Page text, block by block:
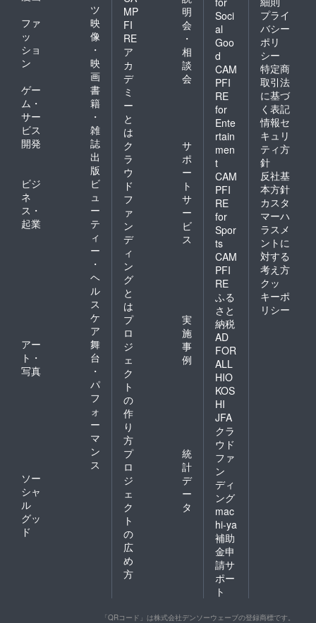
ツ
ファ
ッ
ショ
ン
映
像
・
映
画
ゲー
ム・
サー
ビス
開発
書
籍
・
雑
誌
出
版
ビジ
ネ
ス・
起業
ビ
ュ
ー
テ
ィ
ー
・
ヘ
ル
ス
ケ
ア
アー
ト・
写真
舞
台
・
パ
フ
ォ
ー
マ
ン
ス
ソー
シャ
ル
グッ
ド
MP
FI
RE
ア
カ
デ
ミ
ー
と
は
明
会
・
相
談
会
ク
ラ
ウ
ド
フ
ァ
ン
デ
ィ
ン
グ
と
は
サ
ポ
ー
ト
サ
ー
ビ
ス
プ
ロ
ジ
ェ
ク
ト
の
作
り
方
実
施
事
例
プ
ロ
ジ
ェ
ク
ト
の
広
め
方
統
計
デ
ー
タ
Soci
al
Goo
d
CAM
PFI
RE
for
Ente
rtain
men
t
CAM
PFI
RE
for
Spor
ts
CAM
PFI
RE
ふる
さと
納税
AD
FOR
ALL
HIO
KOS
HI
JFA
クラ
ウド
ファ
ン
ディ
ング
mac
hi-ya
補助
金申
請サ
ポー
ト
プライ
バシー
ポリ
シー
特定商
取引法
に基づ
く表記
情報セ
キュリ
ティ方
針
反社基
本方針
カスタ
マーハ
ラスメ
ントに
対する
考え方
クッ
キーポ
リシー
「QRコード」は株式会社デンソーウェーブの登録商標です。